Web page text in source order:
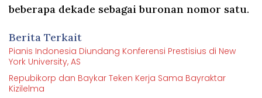
beberapa dekade sebagai buronan nomor satu.
Berita Terkait
Pianis Indonesia Diundang Konferensi Prestisius di New
York University, AS
Repubikorp dan Baykar Teken Kerja Sama Bayraktar
Kizilelma